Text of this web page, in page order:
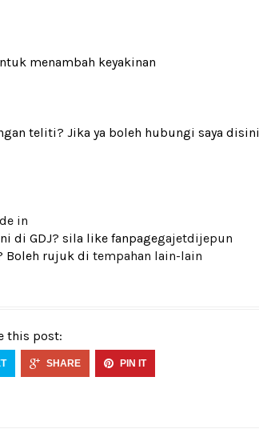
menambah keyakinan
teliti? Jika ya boleh hubungi saya disini
in
di GDJ? sila like fanpagegajetdijepun
Boleh rujuk di tempahan lain-lain
this post:
SHARE PIN IT